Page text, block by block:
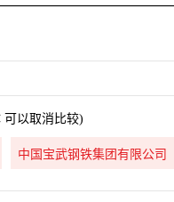
可以取消比较)
中国宝武钢铁集团有限公司